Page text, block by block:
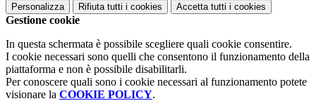
Personalizza Rifiuta tutti i cookies Accetta tutti i cookies
Gestione cookie
In questa schermata è possibile scegliere quali cookie consentire.
I cookie necessari sono quelli che consentono il funzionamento della
piattaforma e non è possibile disabilitarli.
Per conoscere quali sono i cookie necessari al funzionamento potete
visionare la COOKIE POLICY.